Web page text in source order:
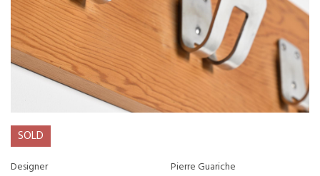
SOLD
Designer Pierre Guariche